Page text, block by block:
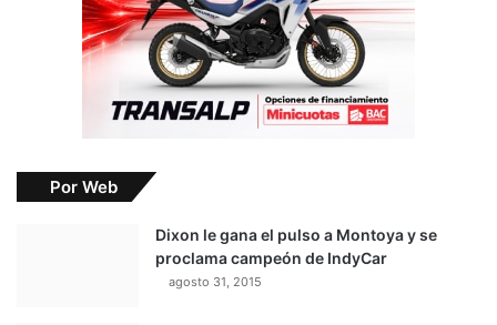
Por Web
Dixon le gana el pulso a Montoya y se
proclama campeón de IndyCar
agosto 31, 2015